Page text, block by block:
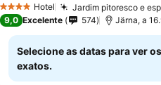
4 EstrelasHotel Jardim pitoresco e
9,0 Excelente 574 Järna, a
Selecione as datas para ver
exatos.